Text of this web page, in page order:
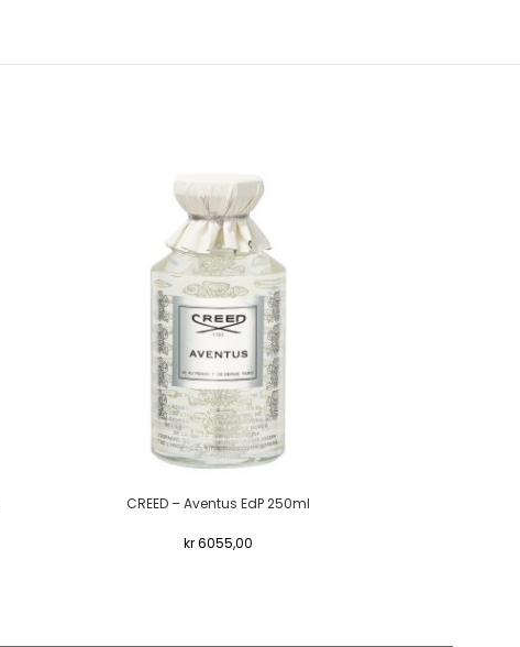
CREED – Aventus EdP 250ml
kr6055,00